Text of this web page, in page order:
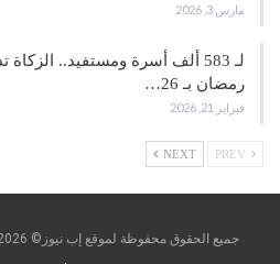
مارس 3, 2026
لـ 583 ألف أسرة ومستفيد..
رمضان بـ 26…
فبراير 21, 2026
NEXT
جميع الحقوق محفوظة لموقع إب نيوز© https://www.ibb-news.com - 2026